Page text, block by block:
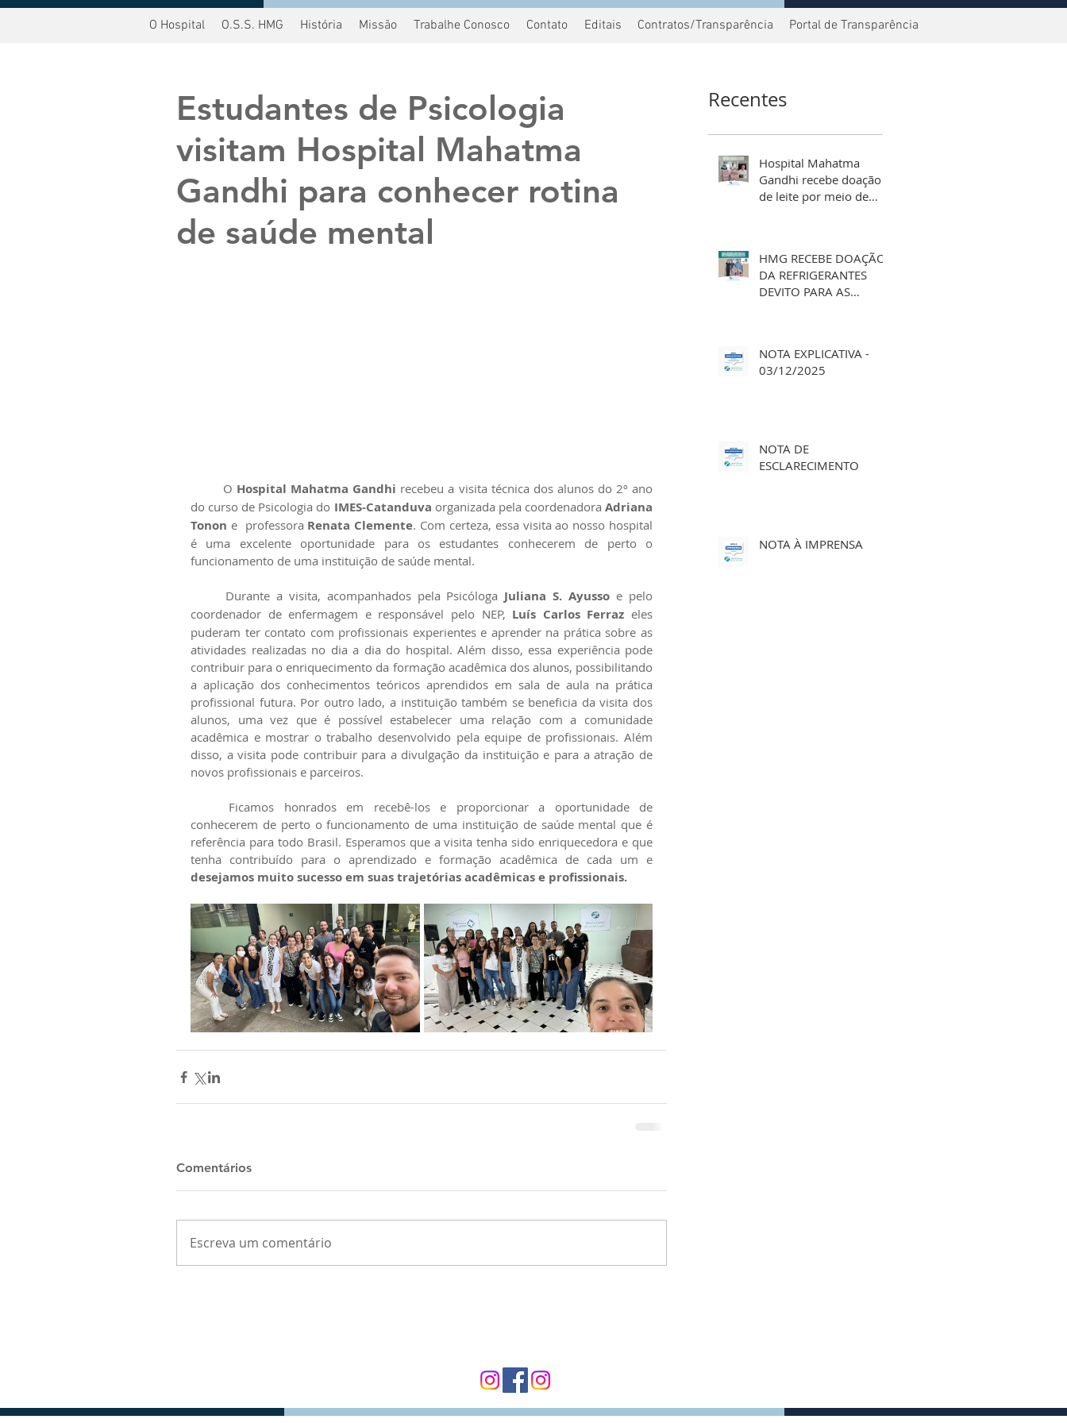
O Hospital O.S.S. HMG História Missão Trabalhe Conosco Contato Editais Contratos/Transparência Portal de Transparência
Estudantes de Psicologia
visitam Hospital Mahatma
Gandhi para conhecer rotina
de saúde mental
	O
Hospital Mahatma Gandhi recebeu a visita técnica dos alunos do 2º ano
do curso de Psicologia do IMES-Catanduva organizada pela coordenadora Adriana
Tonon e  professora Renata Clemente. Com certeza, essa visita ao nosso hospital
é uma excelente oportunidade para os estudantes conhecerem de perto o
funcionamento de uma instituição de saúde mental.
	Durante a visita, acompanhados pela Psicóloga
Juliana S. Ayusso e pelo
coordenador de enfermagem e responsável pelo NEP, Luís Carlos Ferraz eles
puderam ter contato com profissionais experientes e aprender na prática sobre as
atividades realizadas no dia a dia do hospital. Além disso, essa experiência pode
contribuir para o enriquecimento da formação acadêmica dos alunos, possibilitando
a aplicação dos conhecimentos teóricos aprendidos em sala de aula na prática
profissional futura. Por outro lado, a instituição também se beneficia da visita dos
alunos, uma vez que é possível estabelecer uma relação com a comunidade
acadêmica e mostrar o trabalho desenvolvido pela equipe de profissionais. Além
disso, a visita pode contribuir para a divulgação da instituição e para a atração de
novos profissionais e parceiros.
conhecerem de perto o funcionamento de uma instituição de saúde mental que é
referência para todo Brasil. Esperamos que a visita tenha sido enriquecedora e que
desejamos muito sucesso em suas trajetórias acadêmicas e profissionais.
Comentários
Escreva um comentário
Recentes
Hospital Mahatma
Gandhi recebe doação
de leite por meio de
HMG RECEBE DOAÇÃO
DA REFRIGERANTES
DEVITO PARA AS
NOTA EXPLICATIVA -
03/12/2025
NOTA DE
ESCLARECIMENTO
NOTA À IMPRENSA